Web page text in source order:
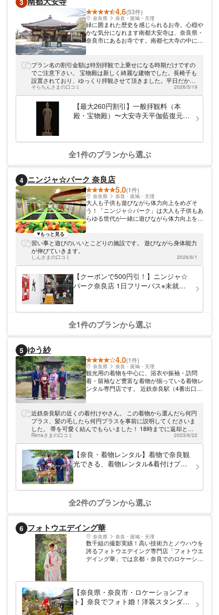
3
4.6(53件)
奈良県 奈良・斑鳩・天理
緑に囲まれた歴史を感じられるお寺。心穏や
かな気分になれます南都大安寺は、奈良県・
奈良市にあるお寺です。南都七大寺の中に含
一般の方が参加出来る行事も、楽しめます。
JRまたは近鉄「奈良駅」から「奈良交通」
のバスに乗り、「大安寺バス停」から徒歩約
10分とアクセス良好。是非、足をお運びく
ださい。
プラン名の割引金額は特別拝観で上乗せになる時期だけですの
でご注意下さい。 宝物殿は新しく綺麗な建物でした。長椅子も
設置されており、ゆっくり拝観させて頂きました。平日だから
でしょうか、暫く貸切状態でした。
そらちんさまの口コミ 2026/5/19
【最大260円割引】一般拝観料（本
殿・宝物殿）〜大安寺天平伽藍復元
全1件のプランから選ぶ
4 ニンジャ☆パーク 奈良店
5.0(1件)
奈良県 奈良・斑鳩・天理
大人も子供も遊びながら体力向上をめざそ
う！「ニンジャ☆パーク」は大人も子供もあ
らゆる世代が一緒に遊びながら体力向上をめ
レビ番組の世界を体感。ボルダリングやトラ
向けの本格レッスンもありますよ。ご自身の
体力に合わせて楽しめるから毎日の遊び場に
いかがでしょうか。
もっと見る
習い事と遊びのいいとこどりの施設です。 遊びながら身体能力
が伸びていきます。
しんさまの口コミ 2026/6/1
【クーポンで500円引！】ニンジャ☆
パーク奈良店 1日フリーパス※未就学
全1件のプランから選ぶ
5 ゆう紗
4.0(1件)
奈良県 奈良・斑鳩・天理
観光用の着物を中心に、浴衣や振袖・訪問
着・留袖など豊富な着物が揃っている着物レ
ンタル専門店です。 近鉄奈良駅（4番出口）
着付け師・美容師が常駐していますので、お
客様の様々なご要望に対応できます。 着物
に必用な物は全てご用意していますので、手
ぶらで来店し、古都奈良を気軽に着物で散策
してください。
近鉄奈良駅の近くの着付けやさん。 この着物から選んだら何円
プラス、髪の毛したら何円プラスを事前に説明してくださいま
した。 帯を可愛く結んでもらいました！ 18時までに返却との
こと。
Renaさまの口コミ 2023/6/22
【奈良・着物レンタル】着物で奈良観
光できる、着物レンタル&着付けプラ
全2件のプランから選ぶ
6 フォトウエデイング華
奈良県 奈良・斑鳩・天理
数千組の撮影実績！高い技術力とノウハウを
誇るフォトウエデイング専門店「フォトウエ
デイング華」では京都・奈良でのロケーショ
2人の姿を絵画のように美しく写真に収めま
す。着付け・ヘアメイクも一流スタッフが担
当。ドラマ撮影等でよく使われる寺院とも特
別提携、当店ならではのクオリティにご満足
【奈良県・奈良市・ロケーションフォ
ト】奈良でフォト婚！洋装スタンダー